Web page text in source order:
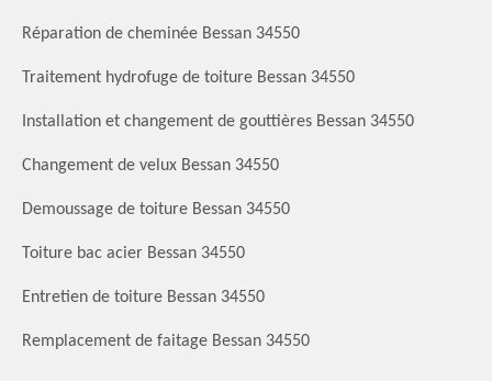
Réparation de cheminée Bessan 34550
Traitement hydrofuge de toiture Bessan 34550
Installation et changement de gouttières Bessan 34550
Changement de velux Bessan 34550
Demoussage de toiture Bessan 34550
Toiture bac acier Bessan 34550
Entretien de toiture Bessan 34550
Remplacement de faitage Bessan 34550